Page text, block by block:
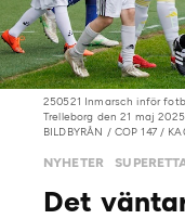
250521 Inmarsch inför
Trelleborg den 21 maj
BILDBYRÅN / COP 147 /
NYHETER
Det